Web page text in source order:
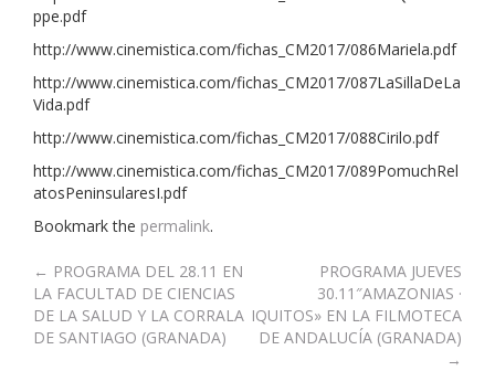
ppe.pdf
http://www.cinemistica.com/fichas_CM2017/086Mariela.pdf
http://www.cinemistica.com/fichas_CM2017/087LaSillaDeLa
Vida.pdf
http://www.cinemistica.com/fichas_CM2017/088Cirilo.pdf
http://www.cinemistica.com/fichas_CM2017/089PomuchRel
atosPeninsularesI.pdf
Bookmark the permalink.
Post
navigation
← PROGRAMA DEL 28.11 EN
LA FACULTAD DE CIENCIAS
DE LA SALUD Y LA CORRALA
DE SANTIAGO (GRANADA)
PROGRAMA JUEVES
30.11″AMAZONIAS ·
IQUITOS» EN LA FILMOTECA
DE ANDALUCÍA (GRANADA)
→